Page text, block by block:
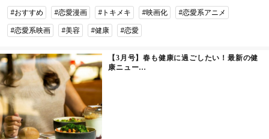
出会い
合コン・街コン
マッチングアプリ
結婚相談所
#おすすめ #恋愛漫画 #トキメキ #映画化 #恋愛系アニメ
#恋愛系映画 #美容 #健康 #恋愛
【3月号】春も健康に過ごしたい！最新の健
康ニュー…